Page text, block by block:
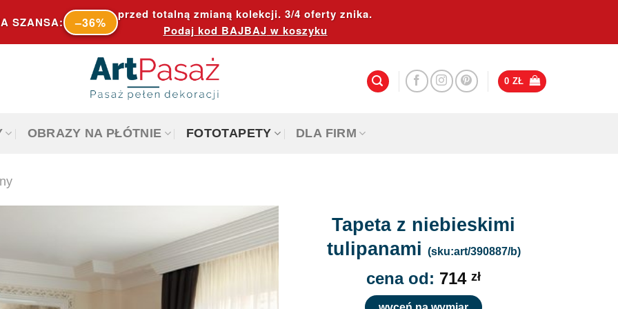
SZANSA: –36%
przed totalną zmianą kolekcji. 3/4 oferty znika.
Podaj kod BAJBAJ w koszyku
0 ZŁ
OBRAZY NA PŁÓTNIE FOTOTAPETY DLA FIRM
Tapeta z niebieskimi
tulipanami (sku:art/390887/b)
cena od: 714 zł